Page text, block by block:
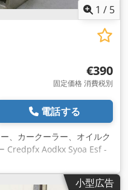
1 / 5
€390
固定価格 消費税別
電話する
、カークーラー、オイルク
Credpfx Aodkx Syoa Esf -
-ウィズ：ファ
量：9kg
小型広告